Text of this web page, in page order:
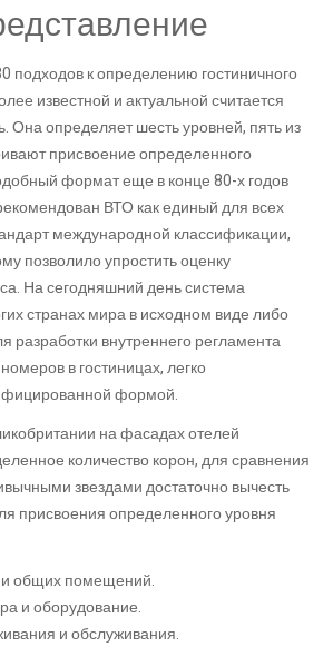
подходов к определению гостиничного
известной и актуальной считается
Она определяет шесть уровней, пять из
присвоение определенного
формат еще в конце 80-х годов
ВТО как единый для всех
международной классификации,
позволило упростить оценку
На сегодняшний день система
странах мира в исходном виде либо
разработки внутреннего регламента
в гостиницах, легко
формой.
на фасадах отелей
количество корон, для сравнения
звездами достаточно вычесть
присвоения определенного уровня
общих помещений.
и оборудование.
и обслуживания.